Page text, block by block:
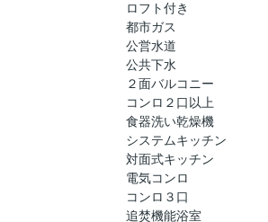
ロフト付き
都市ガス
公営水道
公共下水
２面バルコニー
コンロ２口以上
食器洗い乾燥機
システムキッチン
対面式キッチン
電気コンロ
コンロ３口
追焚機能浴室